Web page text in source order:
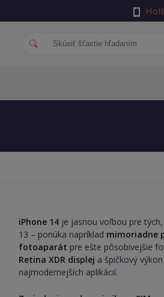
iPhone 14 je jasnou voľbou pre
13 – ponúka napríklad mimoriadne
fotoaparát pre ešte pôsobivejšie
Retina XDR displej a špičkový
najmodernejších aplikácií.